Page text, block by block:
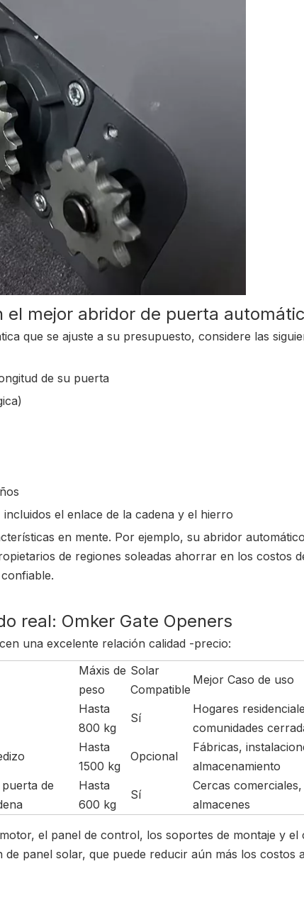
mejor abridor de puerta
que se ajuste a su presupuesto, considere las
de su puerta
el enlace de la cadena y el hierro
en mente. Por ejemplo, su abridor
de regiones soleadas ahorrar en los costos
real: Omker Gate Openers
una excelente relación calidad -precio:
Máxis de
peso
Solar
Compatible
Mejor Caso de uso
Hasta
800 kg
Sí
Hogares
comunidades
Hasta
1500 kg
Opcional
Fábricas,
almacenamiento
de
Hasta
600 kg
Sí
Cercas comerciales,
almacenes
el panel de control, los soportes de montaje y el
panel solar, que puede reducir aún más los costos